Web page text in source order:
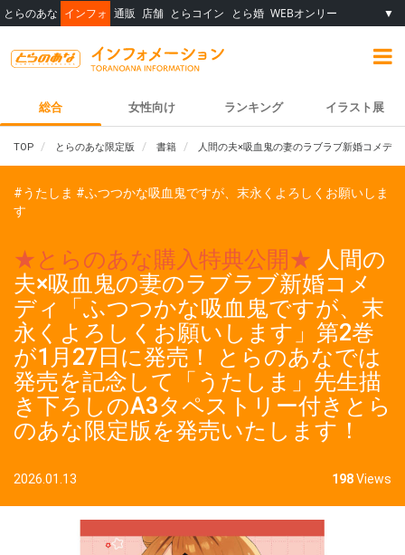
とらのあな インフォ 通販 店舗 とらコイン とら婚 WEBオンリー ▼
総合 女性向け ランキング イラスト展
TOP とらのあな限定版 書籍 人間の夫×吸血鬼の妻のラブラブ新婚コメデ
#うたしま #ふつつかな吸血鬼ですが、末永くよろしくお願いしま
す
★とらのあな購入特典公開★ 人間の
夫×吸血鬼の妻のラブラブ新婚コメ
ディ「ふつつかな吸血鬼ですが、末
永くよろしくお願いします」第2巻
が1月27日に発売！ とらのあなでは
発売を記念して「うたしま」先生描
き下ろしのA3タペストリー付きとら
のあな限定版を発売いたします！
2026.01.13 198Views